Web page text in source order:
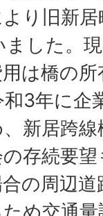
り旧新
した。
は橋の
3年に企
新居跨
存続要
の周辺